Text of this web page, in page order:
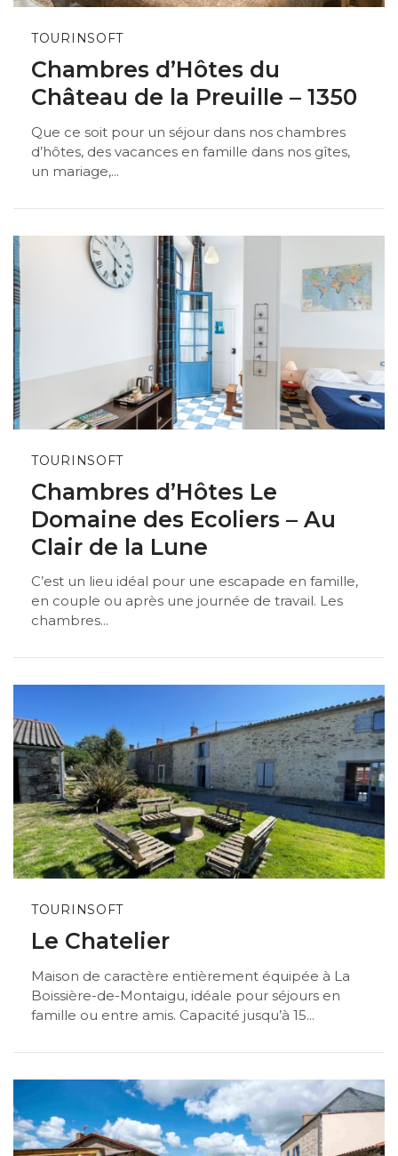
TOURINSOFT
Chambres d’Hôtes du
Château de la Preuille – 1350
Que ce soit pour un séjour dans nos chambres
d’hôtes, des vacances en famille dans nos gîtes,
un mariage,...
TOURINSOFT
Chambres d’Hôtes Le
Domaine des Ecoliers – Au
Clair de la Lune
C’est un lieu idéal pour une escapade en famille,
en couple ou après une journée de travail. Les
chambres...
TOURINSOFT
Le Chatelier
Maison de caractère entièrement équipée à La
Boissière-de-Montaigu, idéale pour séjours en
famille ou entre amis. Capacité jusqu’à 15...